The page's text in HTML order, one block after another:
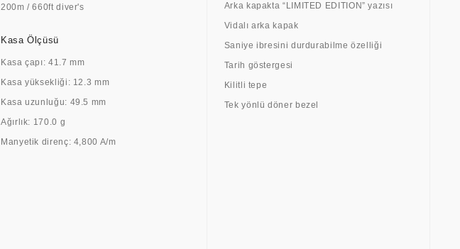
200m / 660ft diver's
Kasa Ölçüsü
Kasa çapı: 41.7 mm
Kasa yüksekliği: 12.3 mm
Kasa uzunluğu: 49.5 mm
Ağırlık: 170.0 g
Manyetik direnç: 4,800 A/m
Arka kapakta “LIMITED EDITION” yazısı
Vidalı arka kapak
Saniye ibresini durdurabilme özelliği
Tarih göstergesi
Kilitli tepe
Tek yönlü döner bezel